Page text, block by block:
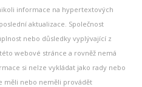
informace na hypertextových
aktualizace. Společnost
nebo důsledky vyplývající z
webové stránce a rovněž nemá
si nelze vykládat jako rady nebo
měli nebo neměli provádět